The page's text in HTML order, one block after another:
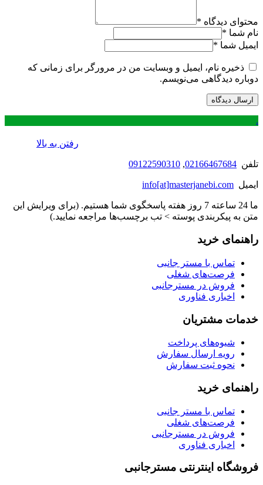
محتوای دیدگاه *
نام شما *
ایمیل شما *
ذخیره نام، ایمیل و وبسایت من در مرورگر برای زمانی که
دوباره دیدگاهی می‌نویسم.
.
رفتن به بالا
تلفن 02166467684
,
09122590310
ایمیل info[at]masterjanebi.com
ما 24 ساعته 7 روز هفته پاسخگوی شما هستیم. (برای ویرایش این
متن به پیکربندی پوسته > تب برچسب‌ها مراجعه نمایید.)
راهنمای خرید
تماس با مستر جانبی
فرصت‌های شغلی
فروش در مسترجانبی
اخباری فناوری
خدمات مشتریان
شیوه‌های پرداخت
رویه ارسال سفارش
نحوه ثبت سفارش
راهنمای خرید
تماس با مستر جانبی
فرصت‌های شغلی
فروش در مسترجانبی
اخباری فناوری
فروشگاه اینترنتی مسترجانبی